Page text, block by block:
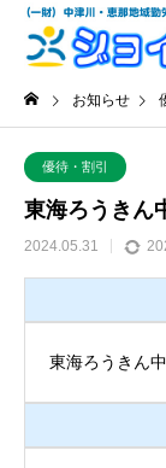
お知らせ
優待・割引
東海ろうきん
2024.05.31
東海ろうきん